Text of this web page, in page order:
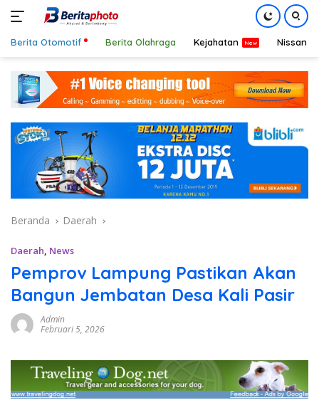
konten
Berita Otomotif Berita Olahraga Kejahatan Nissan
Beranda Daerah
Daerah, News
Pemprov Lampung Pastikan Akan
Bangun Jembatan Desa Kali Pasir
Admin
Februari 5, 2026